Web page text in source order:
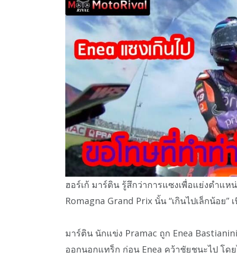
ฮอร์เก้ มาร์ติน รู้สึกว่าการแซงเพื่อแย่งตำแห
Romagna Grand Prix นั้น “เกินไปเล็กน้อย”
มาร์ติน นักแข่ง Pramac ถูก Enea
ออกนอกแทร็ก ก่อน Enea คว้าชัยชนะไป โด